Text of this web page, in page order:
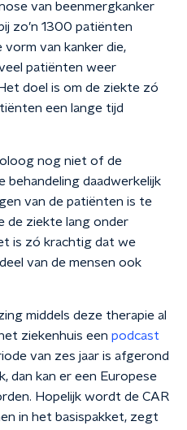
van beenmergkanker
zo’n 1300 patiënten
van kanker die,
patiënten weer
doel is om de ziekte zó
een lange tijd
nog niet of de
daadwerkelijk
van de patiënten is te
de ziekte lang onder
is zó krachtig dat we
van de mensen ook
middels deze therapie al
ziekenhuis een podcast
van zes jaar is afgerond
dan kan er een Europese
Hopelijk wordt de CAR
in het basispakket, zegt